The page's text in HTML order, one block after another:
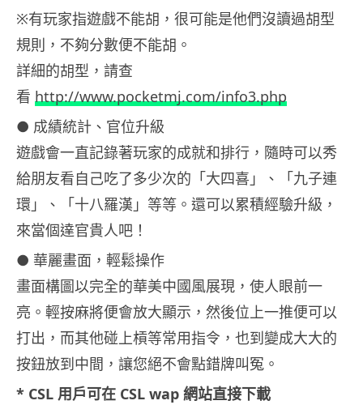
※有玩家指遊戲不能胡，很可能是他們沒讀過胡型
規則，不夠分數便不能胡。
詳細的胡型，請查
看 http://www.pocketmj.com/info3.php
● 成績統計、官位升級
遊戲會一直記錄著玩家的成就和排行，隨時可以秀
給朋友看自己吃了多少次的「大四喜」、「九子連
環」、「十八羅漢」等等。還可以累積經驗升級，
來當個達官貴人吧！
● 華麗畫面，輕鬆操作
畫面構圖以完全的華美中國風展現，使人眼前一
亮。輕按麻將便會放大顯示，然後位上一推便可以
打出，而其他碰上槓等常用指令，也到變成大大的
按鈕放到中間，讓您絕不會點錯牌叫冤。
* CSL 用戶可在 CSL wap 網站直接下載